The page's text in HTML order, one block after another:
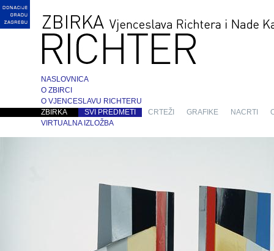
NASLOVNICA
O ZBIRCI
O VJENCESLAVU RICHTERU
ZBIRKA
SVI PREDMETI CRTEŽI GRAFIKE NACRTI
VIRTUALNA IZLOŽBA